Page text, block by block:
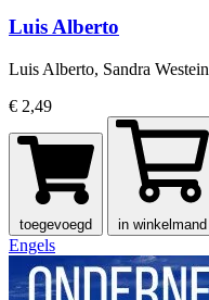
Luis Alberto
Luis Alberto, Sandra Westein
€ 2,49
toegevoegd in winkelmand
Engels